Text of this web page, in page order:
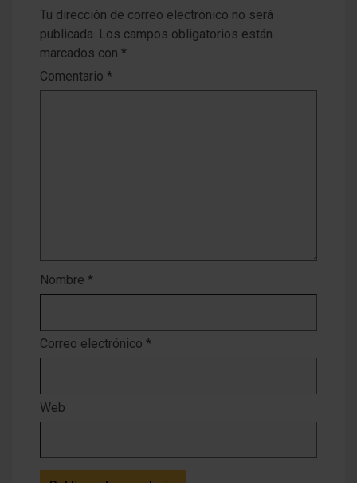
Tu dirección de correo electrónico no será
publicada. Los campos obligatorios están
marcados con *
Comentario *
Nombre *
Correo electrónico *
Web